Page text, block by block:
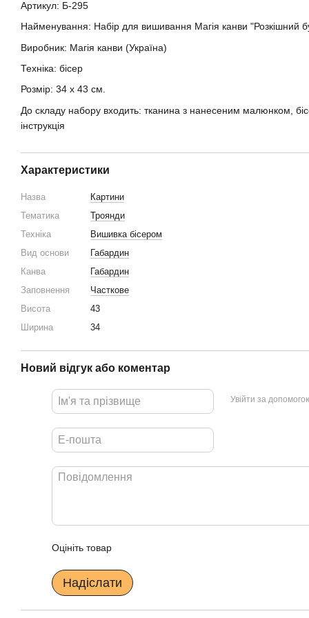
Артикул: Б-295
Найменування: Набір для вишивання Магія канви "Розкішний
Виробник: Магія канви (Україна)
Техніка: бісер
Розмір: 34 х 43 см.
До складу набору входить: тканина з нанесеним малюнком,
інструкція
Характеристики
Назва
Картини
Тематика
Троянди
Техніка
Вишивка бісером
Вид основи
Габардин
Канва
Габардин
Заповнення
Часткове
Висота
43
Ширина
34
Новий відгук або коментар
Увійти за
Оцініть товар
Надіслати